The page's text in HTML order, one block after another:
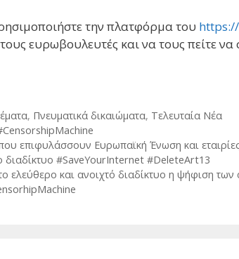
την πλατφόρμα του
ευρωβουλευτές και να τους πείτε
, Πνευματικά δικαιώματα, Τελευταία Νέα
επιφυλάσσουν Ευρωπαϊκή Ένωση και
διαδίκτυο #SaveYourInternet #DeleteArt13
ελεύθερο και ανοιχτό διαδίκτυο η ψήφιση